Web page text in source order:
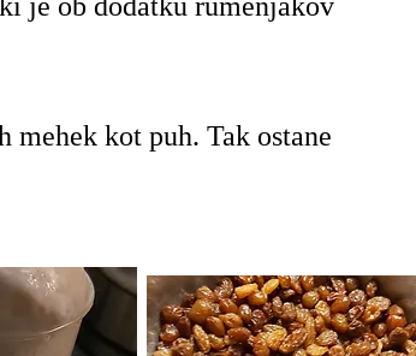
kot puh. Tak ostane